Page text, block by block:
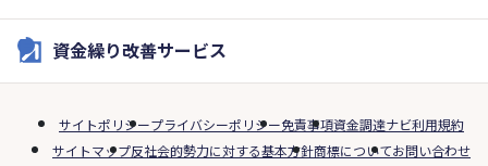
資金繰り改善サービス
サイトポリシープライバシーポリシー免責事項資金調達ナビ利用規約
サイトマップ反社会的勢力に対する基本方針商標についてお問い合わせ